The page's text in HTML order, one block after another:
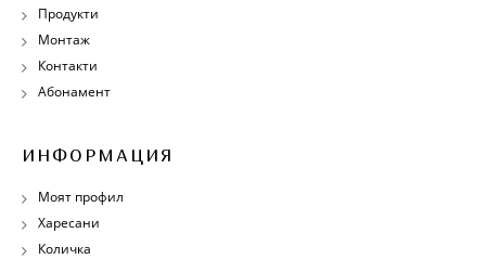
Продукти
Монтаж
Контакти
Абонамент
ИНФОРМАЦИЯ
Моят профил
Харесани
Количка